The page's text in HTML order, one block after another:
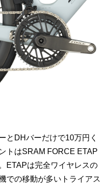
とDHバーだけで10万円く
トはSRAM FORCE ETAP
ETAPは完全ワイヤレスの
での移動が多いトライアス